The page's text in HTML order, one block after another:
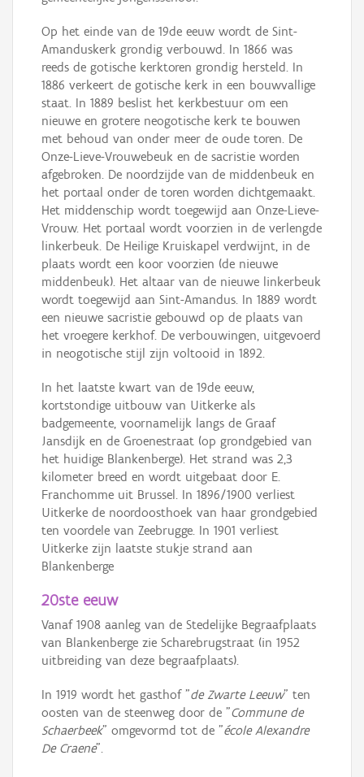
Op het einde van de 19de eeuw wordt de Sint-
Amanduskerk grondig verbouwd. In 1866 was
reeds de gotische kerktoren grondig hersteld. In
1886 verkeert de gotische kerk in een bouwvallige
staat. In 1889 beslist het kerkbestuur om een
nieuwe en grotere neogotische kerk te bouwen
met behoud van onder meer de oude toren. De
Onze-Lieve-Vrouwebeuk en de sacristie worden
afgebroken. De noordzijde van de middenbeuk en
het portaal onder de toren worden dichtgemaakt.
Het middenschip wordt toegewijd aan Onze-Lieve-
Vrouw. Het portaal wordt voorzien in de verlengde
linkerbeuk. De Heilige Kruiskapel verdwijnt, in de
plaats wordt een koor voorzien (de nieuwe
middenbeuk). Het altaar van de nieuwe linkerbeuk
wordt toegewijd aan Sint-Amandus. In 1889 wordt
een nieuwe sacristie gebouwd op de plaats van
het vroegere kerkhof. De verbouwingen, uitgevoerd
in neogotische stijl zijn voltooid in 1892.
In het laatste kwart van de 19de eeuw,
kortstondige uitbouw van Uitkerke als
badgemeente, voornamelijk langs de Graaf
Jansdijk en de Groenestraat (op grondgebied van
het huidige Blankenberge). Het strand was 2,3
kilometer breed en wordt uitgebaat door E.
Franchomme uit Brussel. In 1896/1900 verliest
Uitkerke de noordoosthoek van haar grondgebied
ten voordele van Zeebrugge. In 1901 verliest
Uitkerke zijn laatste stukje strand aan
Blankenberge
20ste eeuw
Vanaf 1908 aanleg van de Stedelijke Begraafplaats
van Blankenberge zie Scharebrugstraat (in 1952
uitbreiding van deze begraafplaats).
In 1919 wordt het gasthof "de Zwarte Leeuw" ten
oosten van de steenweg door de "Commune de
Schaerbeek" omgevormd tot de "école Alexandre
De Craene".